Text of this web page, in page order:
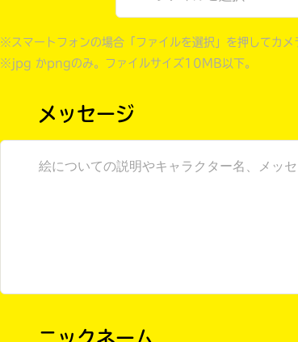
※スマートフォンの場合「ファイルを選択」を押してカメ
※jpg かpngのみ。ファイルサイズ10MB以下。
メッセージ
ニックネーム